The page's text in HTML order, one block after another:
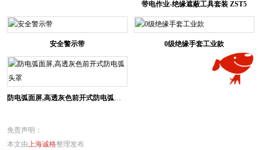
带电作业-绝缘遮蔽工具套装 ZST5
安全警示带 0级绝缘手套工业款
防电弧面屏,高透灰色前开式防电弧头罩
免责声明：
本文由上海诚格整理发布